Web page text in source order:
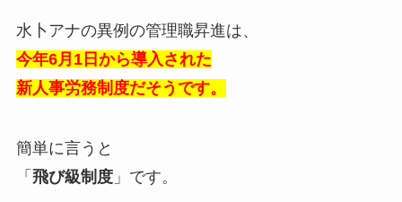
水卜アナの異例の管理職昇進は、
今年6月1日から導入された
新人事労務制度だそうです。
簡単に言うと
「 飛び級制度」です。